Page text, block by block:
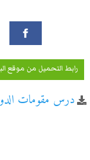
رابط التحميل من موقع
درس مقومات الدولة